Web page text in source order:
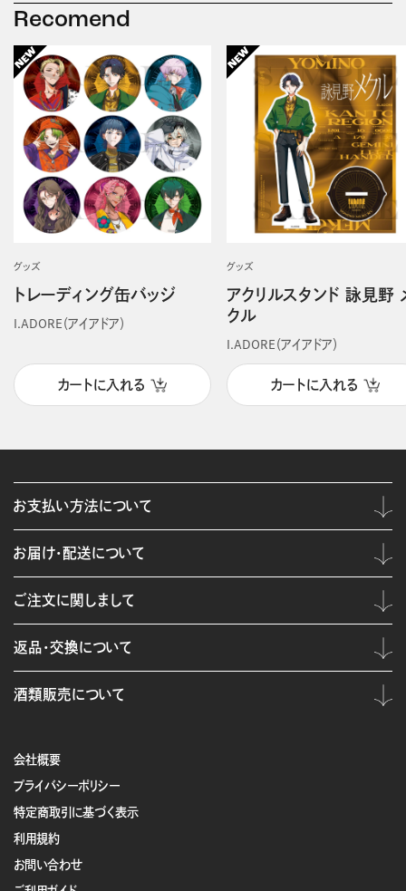
Recomend
グッズ
トレーディング缶バッジ
I.ADORE（アイアドア）
カートに入れる
グッズ
アクリルスタンド 詠見野
クル
I.ADORE（アイアドア）
カートに入れる
会社概要
プライバシーポリシー
特定商取引に基づく表示
利用規約
お問い合わせ
お支払い方法について
お届け・配送について
ご注文に関しまして
返品・交換について
酒類販売について